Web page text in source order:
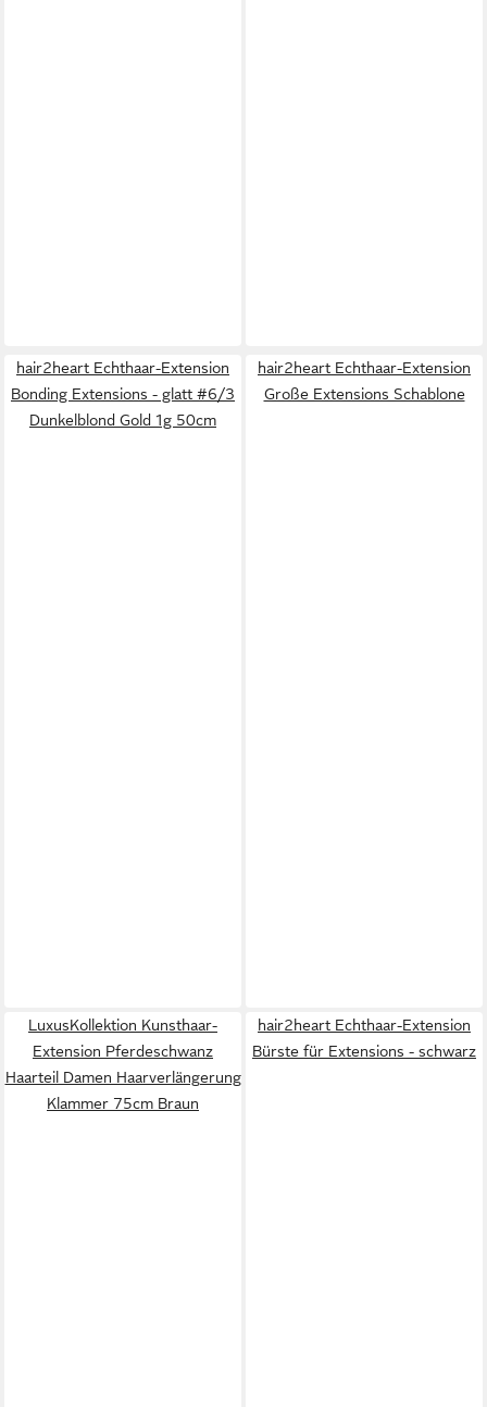
hair2heart Echthaar-Extension
Bonding Extensions - glatt #6/3
Dunkelblond Gold 1g 50cm
hair2heart Echthaar-Extension
Große Extensions Schablone
LuxusKollektion Kunsthaar-
Extension Pferdeschwanz
Haarteil Damen Haarverlängerung
Klammer 75cm Braun
hair2heart Echthaar-Extension
Bürste für Extensions - schwarz